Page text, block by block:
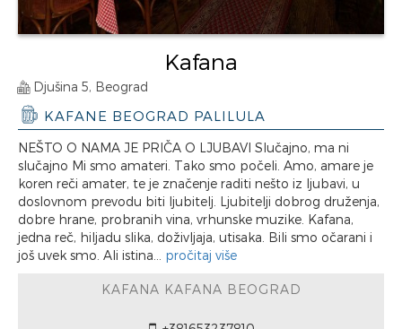
Kafana
Djušina 5, Beograd
KAFANE BEOGRAD PALILULA
NEŠTO O NAMA JE PRIČA O LJUBAVI Slučajno, ma ni
slučajno Mi smo amateri. Tako smo počeli. Amo, amare je
koren reči amater, te je značenje raditi nešto iz ljubavi, u
doslovnom prevodu biti ljubitelj. Ljubitelji dobrog druženja,
dobre hrane, probranih vina, vrhunske muzike. Kafana,
jedna reč, hiljadu slika, doživljaja, utisaka. Bili smo očarani i
još uvek smo. Ali istina... pročitaj više
KAFANA KAFANA BEOGRAD